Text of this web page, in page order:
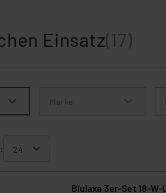
Einsatz(17)
Marke
Blulaxa 3er-Set 18-W-